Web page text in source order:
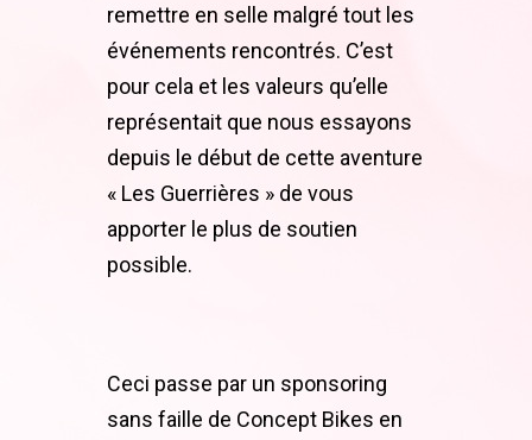
remettre en selle malgré tout les
événements rencontrés. C’est
pour cela et les valeurs qu’elle
représentait que nous essayons
depuis le début de cette aventure
« Les Guerrières » de vous
apporter le plus de soutien
possible.
Ceci passe par un sponsoring
sans faille de Concept Bikes en